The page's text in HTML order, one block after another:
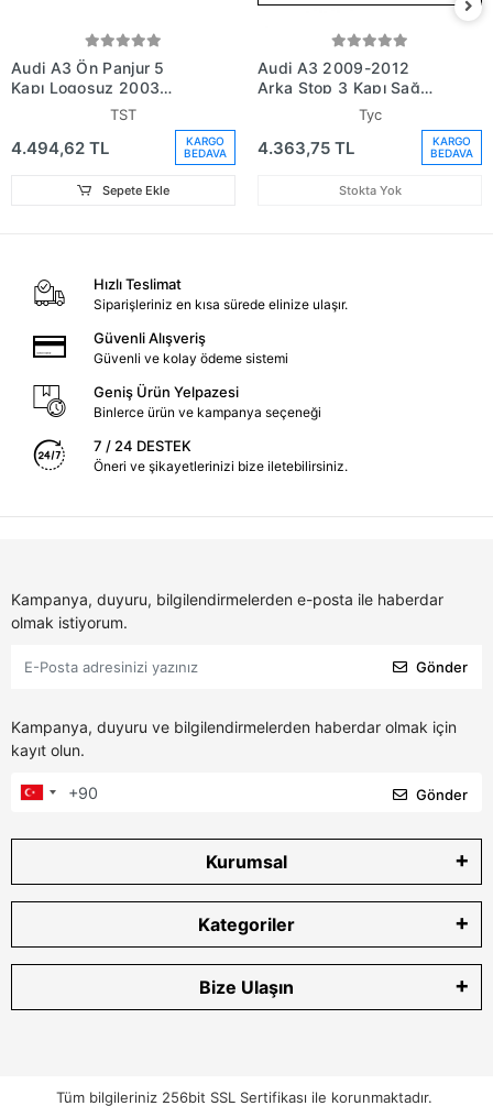
Audi A3 Ön Panjur 5
Kapı Logosuz 2003
TST
4.494,62 TL
KARGO
BEDAVA
Sepete Ekle
Audi A3 2009-2012
Arka Stop 3 Kapı Sağ
(Oem No: 8P3945096B)
Tyc
4.363,75 TL
KARGO
BEDAVA
Stokta Yok
Hızlı Teslimat
Siparişleriniz en kısa sürede elinize ulaşır.
Güvenli Alışveriş
Güvenli ve kolay ödeme sistemi
Geniş Ürün Yelpazesi
Binlerce ürün ve kampanya seçeneği
7 / 24 DESTEK
Öneri ve şikayetlerinizi bize iletebilirsiniz.
Kampanya, duyuru, bilgilendirmelerden e-posta ile haberdar
olmak istiyorum.
Gönder
Kampanya, duyuru ve bilgilendirmelerden haberdar olmak için
kayıt olun.
Gönder
Kurumsal
Kategoriler
Bize Ulaşın
Tüm bilgileriniz 256bit SSL Sertifikası ile korunmaktadır.